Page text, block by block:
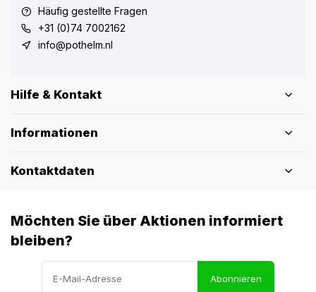
Häufig gestellte Fragen
+31 (0)74 7002162
info@pothelm.nl
Hilfe & Kontakt
Informationen
Kontaktdaten
Möchten Sie über Aktionen informiert
bleiben?
Abonnieren